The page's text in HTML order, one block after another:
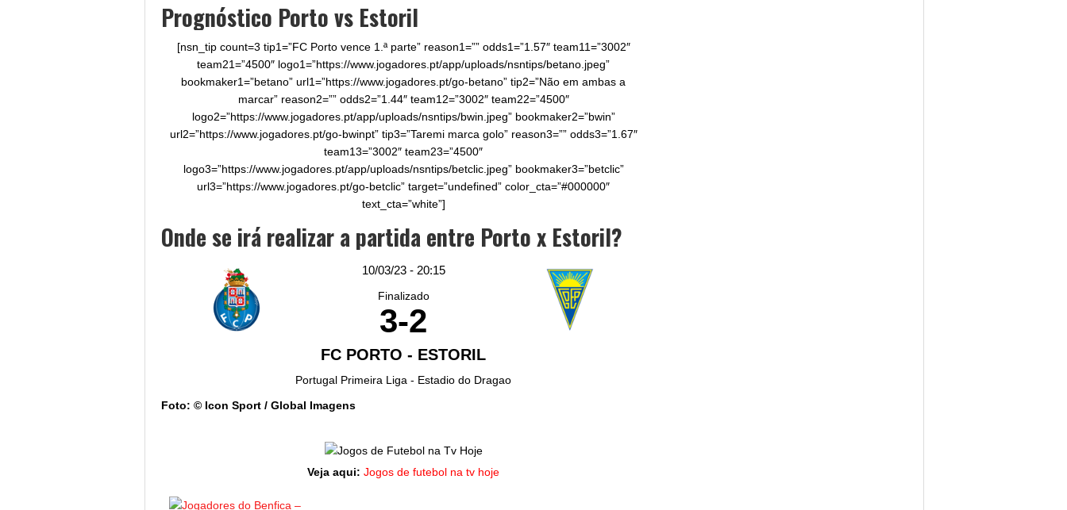
Prognóstico Porto vs Estoril
[nsn_tip count=3 tip1=”FC Porto vence 1.ª parte” reason1=”” odds1=”1.57″ team11=”3002″
team21=”4500″ logo1=”https://www.jogadores.pt/app/uploads/nsntips/betano.jpeg”
bookmaker1=”betano” url1=”https://www.jogadores.pt/go-betano” tip2=”Não em ambas a
marcar” reason2=”” odds2=”1.44″ team12=”3002″ team22=”4500″
logo2=”https://www.jogadores.pt/app/uploads/nsntips/bwin.jpeg” bookmaker2=”bwin”
url2=”https://www.jogadores.pt/go-bwinpt” tip3=”Taremi marca golo” reason3=”” odds3=”1.67″
team13=”3002″ team23=”4500″
logo3=”https://www.jogadores.pt/app/uploads/nsntips/betclic.jpeg” bookmaker3=”betclic”
url3=”https://www.jogadores.pt/go-betclic” target=”undefined” color_cta=”#000000″
text_cta=”white”]
Onde se irá realizar a partida entre Porto x Estoril?
10/03/23 - 20:15
Finalizado
3-2
FC PORTO - ESTORIL
Portugal Primeira Liga - Estadio do Dragao
Foto: © Icon Sport / Global Imagens
Veja aqui: Jogos de futebol na tv hoje